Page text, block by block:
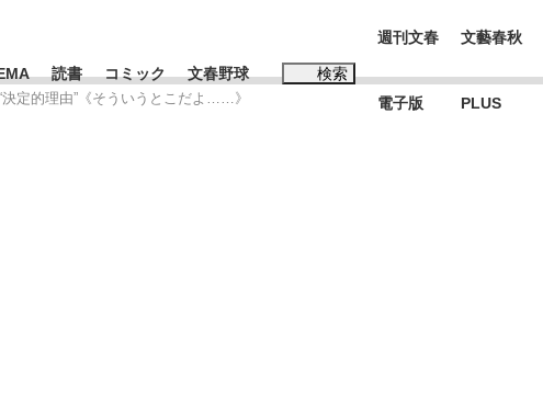
読書 コミック 文春野球 検索
有紀
週刊文春
電子版
文藝春秋
PLUS
定的理由”《そういうとこだよ……》